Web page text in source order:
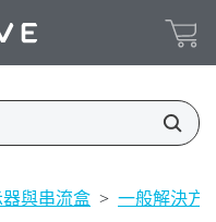
與串流盒 > 一般解決方